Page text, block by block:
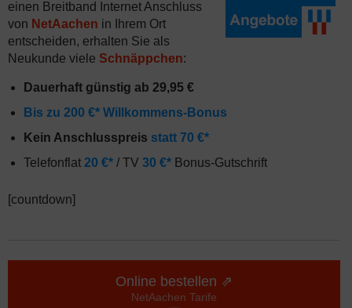
einen Breitband Internet Anschluss
von NetAachen in Ihrem Ort
entscheiden, erhalten Sie als
Neukunde viele Schnäppchen:
Dauerhaft günstig ab 29,95 €
Bis zu 200 €* Willkommens-Bonus
Kein Anschlusspreis statt 70 €*
Telefonflat 20 €* / TV 30 €* Bonus-Gutschrift
[countdown]
Online bestellen ⇗
NetAachen Tarife